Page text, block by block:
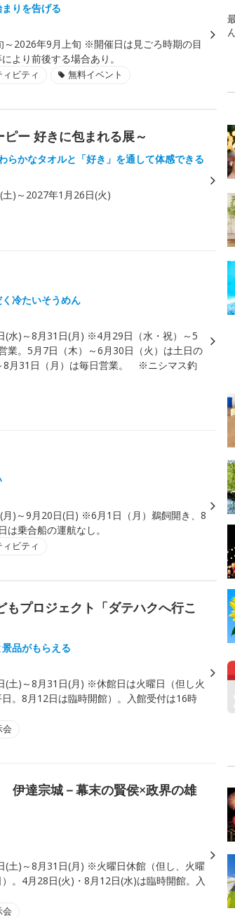
りを告げる
～2026年9月上旬 ※開催日は見ごろ時期の目
より前後する場合あり。
ビティ 無料イベント
ー 好きに包まれる展～
らかなタオルと「好き」を通して体感できる
)～2027年1月26日(火)
冷たいそうめん
(水)～8月31日(月) ※4月29日（水・祝）～5
業。5月7日（木）～6月30日（火）は土日の
8月31日（月）は毎日営業。 ※ニシマス釣
月)～9月20日(日) ※6月1日（月）鵜飼開き、8
は乗合船の運航なし。
ビティ
プロジェクト「ダテハクへ行こ
品がもらえる
(土)～8月31日(月) ※休館日は火曜日（但し火
。8月12日は臨時開館）。入館受付は16時
会
伊達宗城－幕末の賢侯×政界の雄
(土)～8月31日(月) ※火曜日休館（但し、火曜
。4月28日(火)・8月12日(水)は臨時開館。入
会